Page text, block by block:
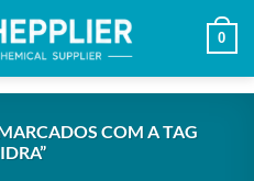
0
COM A TAG